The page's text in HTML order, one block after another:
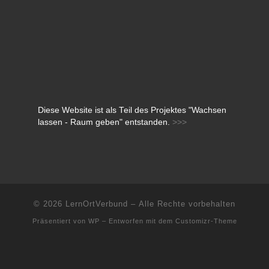
Diese Website ist als Teil des Projektes "Wachsen
lassen - Raum geben" entstanden. >>>
© 2026 LernOrtVerbund – Alle Rechte vorbehalten
Präsentiert von WP – Entworfen mit dem Customizr-Theme